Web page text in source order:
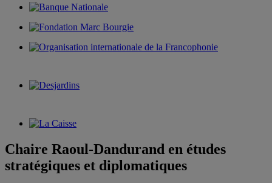
Chaire Raoul-Dandurand en études
stratégiques et diplomatiques